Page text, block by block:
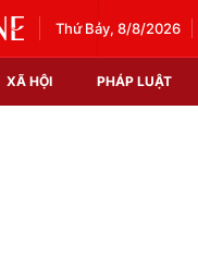
Thứ Bảy, 8/8/2026
XÃ HỘI PHÁP LUẬT